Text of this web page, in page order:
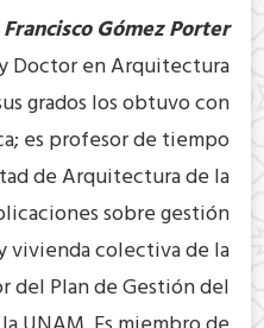
Gómez Porter
Doctor en Arquitectura
grados los obtuvo con
es profesor de tiempo
de Arquitectura de la
sobre gestión
vivienda colectiva de la
del Plan de Gestión del